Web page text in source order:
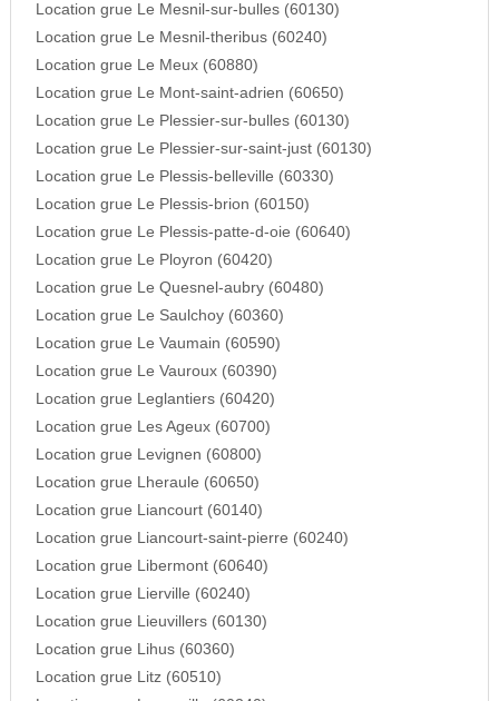
Location grue Le Mesnil-sur-bulles (60130)
Location grue Le Mesnil-theribus (60240)
Location grue Le Meux (60880)
Location grue Le Mont-saint-adrien (60650)
Location grue Le Plessier-sur-bulles (60130)
Location grue Le Plessier-sur-saint-just (60130)
Location grue Le Plessis-belleville (60330)
Location grue Le Plessis-brion (60150)
Location grue Le Plessis-patte-d-oie (60640)
Location grue Le Ployron (60420)
Location grue Le Quesnel-aubry (60480)
Location grue Le Saulchoy (60360)
Location grue Le Vaumain (60590)
Location grue Le Vauroux (60390)
Location grue Leglantiers (60420)
Location grue Les Ageux (60700)
Location grue Levignen (60800)
Location grue Lheraule (60650)
Location grue Liancourt (60140)
Location grue Liancourt-saint-pierre (60240)
Location grue Libermont (60640)
Location grue Lierville (60240)
Location grue Lieuvillers (60130)
Location grue Lihus (60360)
Location grue Litz (60510)